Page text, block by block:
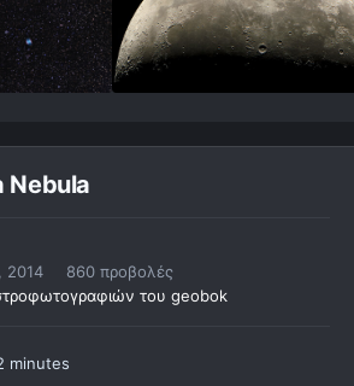
Nebula
2014
860 προβολές
του geobok
minutes